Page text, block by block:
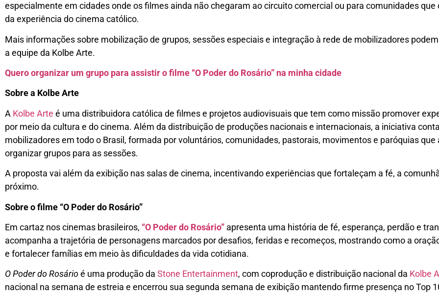
especialmente em cidades onde os filmes ainda não chegaram ao circuito comercial ou para comunidades
da experiência do cinema católico.
Mais informações sobre mobilização de grupos, sessões especiais e integração à rede de mobilizadores
a equipe da Kolbe Arte.
Quero organizar um grupo para assistir o filme “O Poder do Rosário” na minha cidade
Sobre a Kolbe Arte
A Kolbe Arte é uma distribuidora católica de filmes e projetos audiovisuais que tem como missão promover
por meio da cultura e do cinema. Além da distribuição de produções nacionais e internacionais, a iniciativa
mobilizadores em todo o Brasil, formada por voluntários, comunidades, pastorais, movimentos e paróquias
organizar grupos para as sessões.
A proposta vai além da exibição nas salas de cinema, incentivando experiências que fortaleçam a fé, a
próximo.
Sobre o filme “O Poder do Rosário”
Em cartaz nos cinemas brasileiros, “O Poder do Rosário” apresenta uma história de fé, esperança, perdão e
acompanha a trajetória de personagens marcados por desafios, feridas e recomeços, mostrando como a
e fortalecer famílias em meio às dificuldades da vida cotidiana.
O Poder do Rosárioé uma produção da Stone Entertainment, com coprodução e distribuição nacional da Kolbe
nacional na semana de estreia e encerrou sua segunda semana de exibição mantendo firme presença no Top